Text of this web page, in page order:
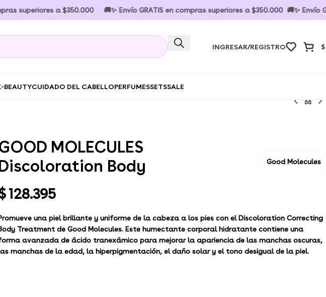
a $350.000 🚚✨ Envío GRATIS en compras superiores a $350.000 🚚✨ Envío
INGRESAR/REGISTRO $
BEAUTYCUIDADO DEL CABELLOPERFUMESSETSSALE
MOLECULES
Body
Good Molecules
128.395
una piel brillante y uniforme de la cabeza a los pies con el Discoloration Correcting
Treatment de Good Molecules. Este humectante corporal hidratante contiene una
avanzada de ácido tranexámico para mejorar la apariencia de las manchas oscuras,
manchas de la edad, la hiperpigmentación, el daño solar y el tono desigual de la piel.